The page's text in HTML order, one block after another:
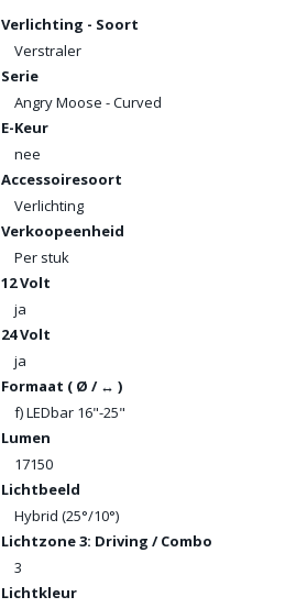
Verlichting - Soort
Verstraler
Serie
Angry Moose - Curved
E-Keur
nee
Accessoiresoort
Verlichting
Verkoopeenheid
Per stuk
12 Volt
ja
24 Volt
ja
Formaat ( Ø / ↔ )
f) LEDbar 16"-25"
Lumen
17150
Lichtbeeld
Hybrid (25°/10°)
Lichtzone 3: Driving / Combo
3
Lichtkleur